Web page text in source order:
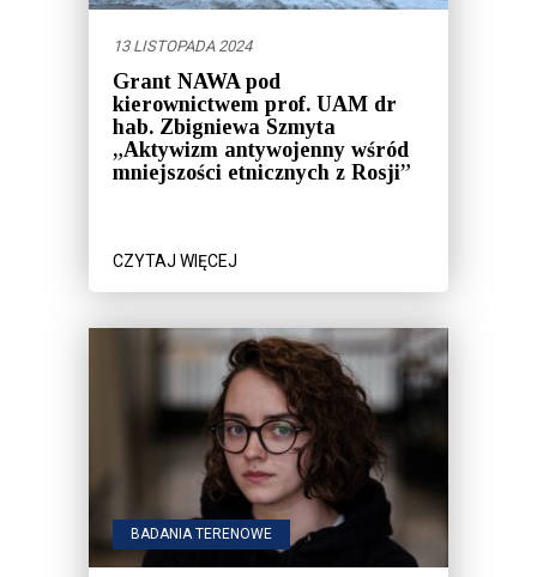
13 LISTOPADA 2024
Grant NAWA pod
kierownictwem prof. UAM dr
hab. Zbigniewa Szmyta
„Aktywizm antywojenny wśród
mniejszości etnicznych z Rosji”
CZYTAJ WIĘCEJ
BADANIA TERENOWE